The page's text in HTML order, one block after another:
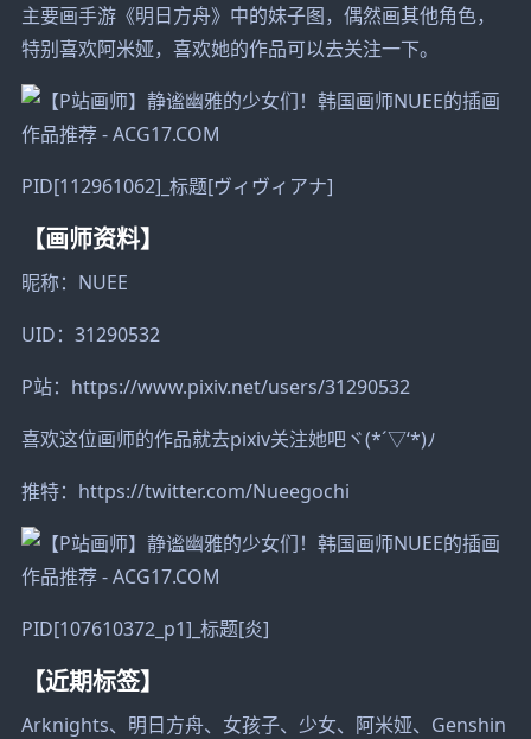
主要画手游《明日方舟》中的妹子图，偶然画其他角色，
特别喜欢阿米娅，喜欢她的作品可以去关注一下。
PID[112961062]_标题[ヴィヴィアナ]
【画师资料】
昵称：NUEE
UID：31290532
P站：https://www.pixiv.net/users/31290532
喜欢这位画师的作品就去pixiv关注她吧ヾ(*´▽‘*)ﾉ
推特：https://twitter.com/Nueegochi
PID[107610372_p1]_标题[炎]
【近期标签】
Arknights、明日方舟、女孩子、少女、阿米娅、Genshin